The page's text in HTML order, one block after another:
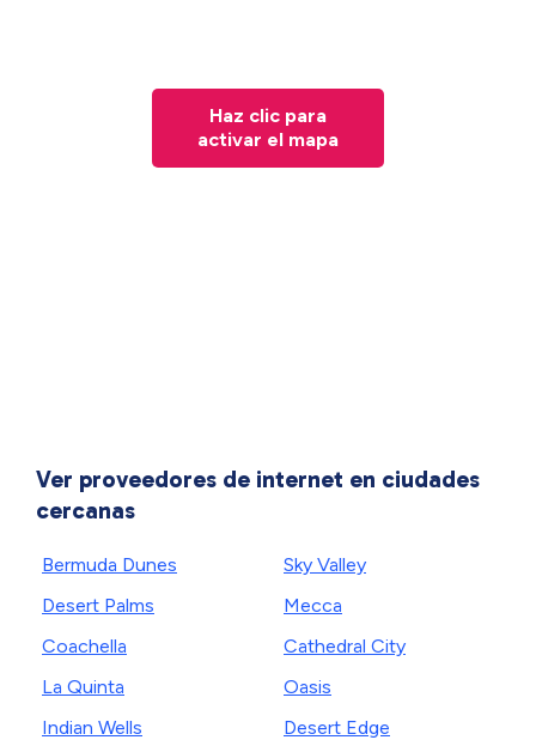
Haz clic para
activar el mapa
Ver proveedores de internet en ciudades
cercanas
Bermuda Dunes
Desert Palms
Coachella
La Quinta
Indian Wells
Sky Valley
Mecca
Cathedral City
Oasis
Desert Edge